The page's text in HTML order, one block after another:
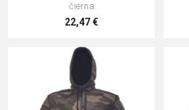
čierna
22,47 €